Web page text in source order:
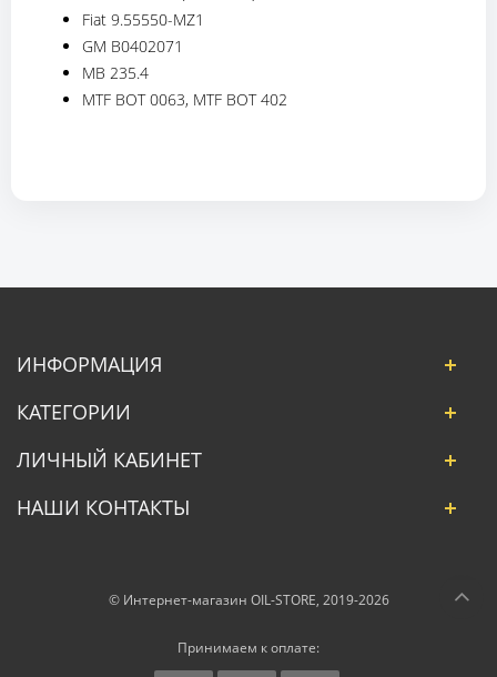
Fiat 9.55550-MZ1
GM B0402071
MB 235.4
MTF BOT 0063, MTF BOT 402
ИНФОРМАЦИЯ
КАТЕГОРИИ
ЛИЧНЫЙ КАБИНЕТ
НАШИ КОНТАКТЫ
© Интернет-магазин OIL-STORE, 2019-2026
Принимаем к оплате: